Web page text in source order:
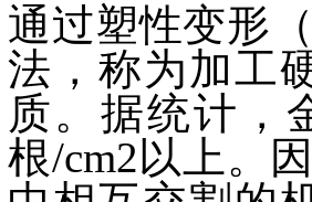
通过塑性变形
法，称为加工
质。据统计，
根/cm2以上。